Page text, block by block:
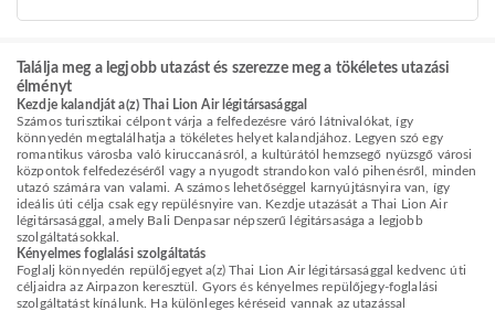
Találja meg a legjobb utazást és szerezze meg a tökéletes utazási
élményt
Kezdje kalandját a(z) Thai Lion Air légitársasággal
Számos turisztikai célpont várja a felfedezésre váró látnivalókat, így
könnyedén megtalálhatja a tökéletes helyet kalandjához. Legyen szó egy
romantikus városba való kiruccanásról, a kultúrától hemzsegő nyüzsgő városi
központok felfedezéséről vagy a nyugodt strandokon való pihenésről, minden
utazó számára van valami. A számos lehetőséggel karnyújtásnyira van, így
ideális úti célja csak egy repülésnyire van. Kezdje utazását a Thai Lion Air
légitársasággal, amely Bali Denpasar népszerű légitársasága a legjobb
szolgáltatásokkal.
Kényelmes foglalási szolgáltatás
Foglalj könnyedén repülőjegyet a(z) Thai Lion Air légitársasággal kedvenc úti
céljaidra az Airpazon keresztül. Gyors és kényelmes repülőjegy-foglalási
szolgáltatást kínálunk. Ha különleges kéréseid vannak az utazással